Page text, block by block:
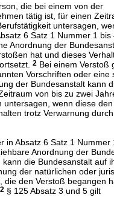
die bei einem von der
tätig ist, für einen
untersagen,
6 Satz 1 Nummer 1 bis
Anordnung der
hat und dieses
2 Bei einem Verstoß
Vorschriften oder eine
der Bundesanstalt kann
von bis zu zwei
wenn diese
trotz Verwarnung
in Absatz 6 Satz 1 Nummer
Anordnung der
die Bundesanstalt auf
der natürlichen oder
die den Verstoß begangen
2 § 125 Absatz 3 und 5 gilt